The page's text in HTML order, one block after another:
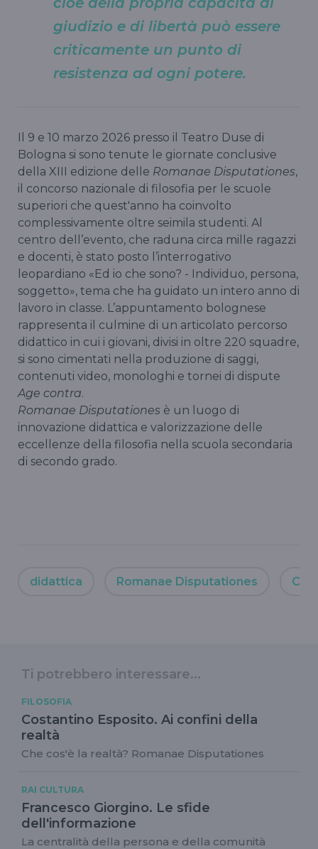
giudizio e di libertà può essere
criticamente un punto di
resistenza ad ogni potere.
Il 9 e 10 marzo 2026 presso il Teatro Duse di
Bologna si sono tenute le giornate conclusive
della XIII edizione delle Romanae Disputationes,
il concorso nazionale di filosofia per le scuole
superiori che quest'anno ha coinvolto
complessivamente oltre seimila studenti. Al
centro dell’evento, che raduna circa mille ragazzi
e docenti, è stato posto l’interrogativo
leopardiano «Ed io che sono? - Individuo, persona,
soggetto», tema che ha guidato un intero anno di
lavoro in classe. L’appuntamento bolognese
rappresenta il culmine di un articolato percorso
didattico in cui i giovani, divisi in oltre 220 squadre,
si sono cimentati nella produzione di saggi,
contenuti video, monologhi e tornei di dispute
Age contra.
Romanae Disputationes è un luogo di
innovazione didattica e valorizzazione delle
eccellenze della filosofia nella scuola secondaria
di secondo grado.
didattica Romanae Disputationes
Ti potrebbero interessare...
FILOSOFIA
Costantino Esposito. Ai confini della
realtà
Che cos'è la realtà? Romanae Disputationes
RAI CULTURA
Francesco Giorgino. Le sfide
dell'informazione
La centralità della persona e della comunità